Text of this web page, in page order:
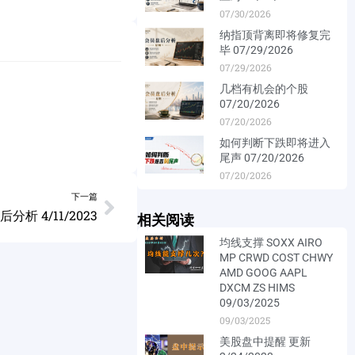
下一篇
分析 4/11/2023
07/30/2026
纳指顶背离即将修复完
毕 07/29/2026
07/29/2026
几档有机会的个股
07/20/2026
07/20/2026
如何判断下跌即将进入
尾声 07/20/2026
07/20/2026
相关阅读
均线支撑 SOXX AIRO
MP CRWD COST CHWY
AMD GOOG AAPL
DXCM ZS HIMS
09/03/2025
09/03/2025
美股盘中提醒 更新